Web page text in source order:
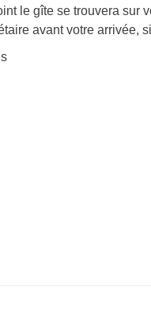
le gîte se trouvera sur
avant votre arrivée,